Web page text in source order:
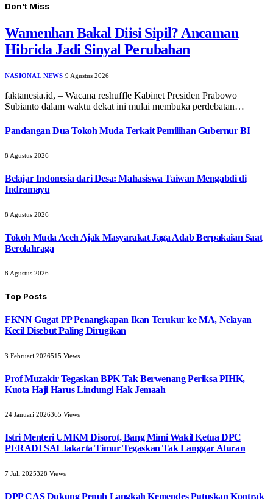
Don't Miss
Wamenhan Bakal Diisi Sipil? Ancaman
Hibrida Jadi Sinyal Perubahan
NASIONAL NEWS 9 Agustus 2026
faktanesia.id, – Wacana reshuffle Kabinet Presiden Prabowo
Subianto dalam waktu dekat ini mulai membuka perdebatan…
Pandangan Dua Tokoh Muda Terkait Pemilihan Gubernur BI
8 Agustus 2026
Belajar Indonesia dari Desa: Mahasiswa Taiwan Mengabdi di
Indramayu
8 Agustus 2026
Tokoh Muda Aceh Ajak Masyarakat Jaga Adab Berpakaian Saat
Berolahraga
8 Agustus 2026
Top Posts
FKNN Gugat PP Penangkapan Ikan Terukur ke MA, Nelayan
Kecil Disebut Paling Dirugikan
3 Februari 2026515 Views
Prof Muzakir Tegaskan BPK Tak Berwenang Periksa PIHK,
Kuota Haji Harus Lindungi Hak Jemaah
24 Januari 2026365 Views
Istri Menteri UMKM Disorot, Bang Mimi Wakil Ketua DPC
PERADI SAI Jakarta Timur Tegaskan Tak Langgar Aturan
7 Juli 2025328 Views
DPP CAS Dukung Penuh Langkah Kemendes Putuskan Kontrak